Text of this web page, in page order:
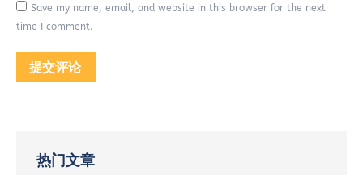
Save my name, email, and website in this browser for the next
time I comment.
提交评论
热门文章